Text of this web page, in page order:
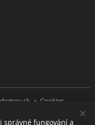
Cookies
správné fungování a